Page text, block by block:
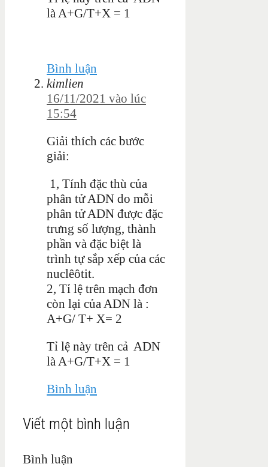
là A+G/T+X = 1
Bình luận
kimlien
16/11/2021 vào lúc
15:54
Giải thích các bước
giải:
1, Tính đặc thù của
phân tử ADN do mỗi
phân tử ADN được đặc
trưng số lượng, thành
phần và đặc biệt là
trình tự sắp xếp của các
nuclêôtit.
2, Tỉ lệ trên mạch đơn
còn lại của ADN là :
A+G/ T+ X= 2
Tỉ lệ này trên cả ADN
là A+G/T+X = 1
Bình luận
Viết một bình luận
Bình luận